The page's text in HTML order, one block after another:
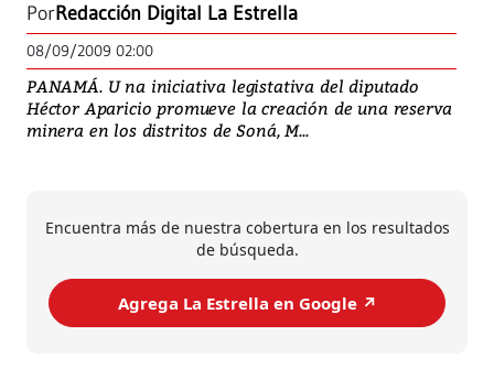
PorRedacción Digital La Estrella
08/09/2009 02:00
PANAMÁ. U na iniciativa legistativa del diputado
Héctor Aparicio promueve la creación de una reserva
minera en los distritos de Soná, M...
Encuentra más de nuestra cobertura en los resultados
de búsqueda.
Agrega La Estrella en Google ↗️